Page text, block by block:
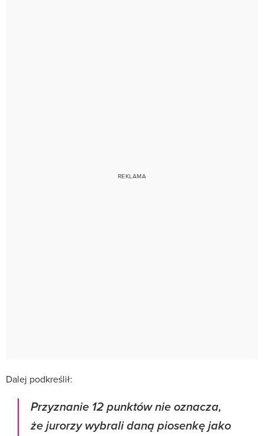
Dalej podkreślił:
Przyznanie 12 punktów nie oznacza,
że jurorzy wybrali daną piosenkę jako